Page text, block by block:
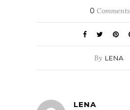
0 Comments
By LENA
LENA